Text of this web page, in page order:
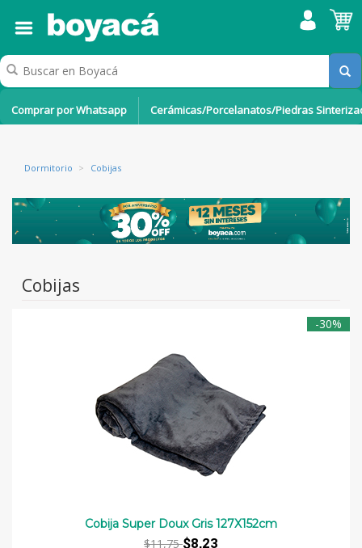
Comprar por Whatsapp Cerámicas/Porcelanatos/Piedras
Dormitorio > Cobijas
Cobijas
-30%
Cobija Super Doux Gris 127X152cm
$11,75$8,23